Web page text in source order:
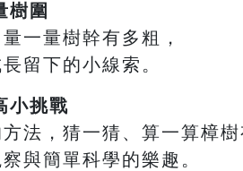
樹圍
一量樹幹有多粗，
留下的小線索。
小挑戰
法，猜一猜、算一算樟樹
與簡單科學的樂趣。